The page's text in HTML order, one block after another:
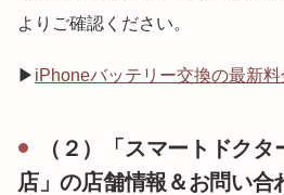
よりご確認ください。
▶ iPhoneバッテリー交換の最新
（２）「スマートドク
店」の店舗情報＆お問い合